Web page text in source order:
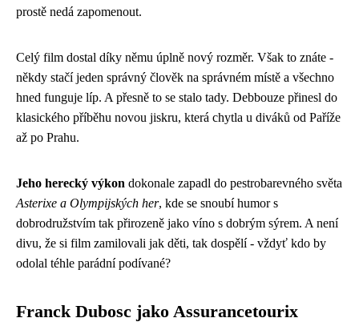
prostě nedá zapomenout.
Celý film dostal díky němu úplně nový rozměr. Však to znáte -
někdy stačí jeden správný člověk na správném místě a všechno
hned funguje líp. A přesně to se stalo tady. Debbouze přinesl do
klasického příběhu novou jiskru, která chytla u diváků od Paříže
až po Prahu.
Jeho herecký výkon dokonale zapadl do pestrobarevného světa
Asterixe a Olympijských her, kde se snoubí humor s
dobrodružstvím tak přirozeně jako víno s dobrým sýrem. A není
divu, že si film zamilovali jak děti, tak dospělí - vždyť kdo by
odolal téhle parádní podívané?
Franck Dubosc jako Assurancetourix